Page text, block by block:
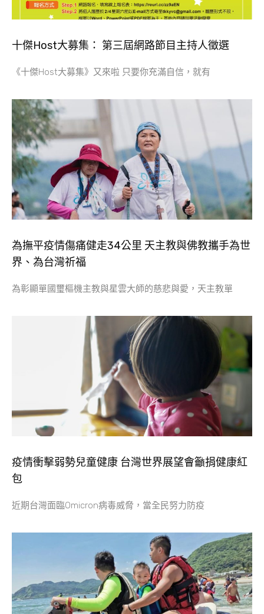
十傑Host大募集： 第三屆網路節目主持人徵選
《十傑Host大募集》又來啦 只要你充滿自信，就有
為撫平疫情傷痛健走34公里 天主教與佛教攜手為世
界、為台灣祈福
為彰顯單國璽樞機主教與星雲大師的慈悲與愛，天主教單
疫情衝擊弱勢兒童健康 台灣世界展望會籲捐健康紅
包
近期台灣面臨Omicron病毒威脅，當全民努力防疫